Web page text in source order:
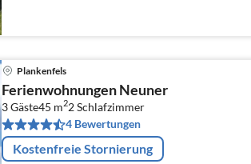
Plankenfels
Ferienwohnungen Neuner
3 Gäste45 m22Schlafzimmer
4 Bewertungen
Kostenfreie Stornierung